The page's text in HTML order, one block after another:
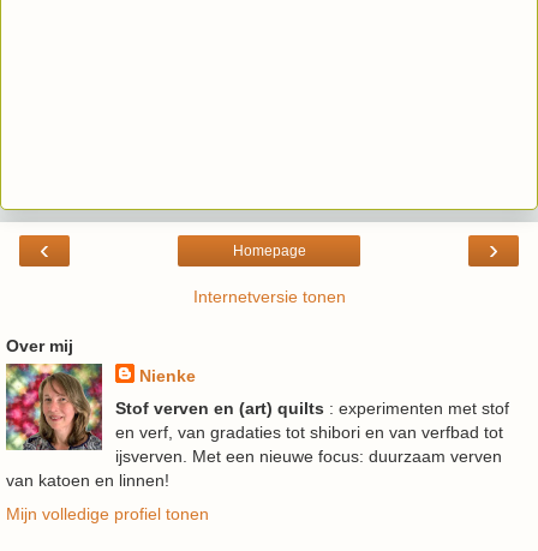
‹ ›
Homepage
Internetversie tonen
Over mij
Nienke
Stof verven en (art) quilts : experimenten met stof
en verf, van gradaties tot shibori en van verfbad tot
ijsverven. Met een nieuwe focus: duurzaam verven
van katoen en linnen!
Mijn volledige profiel tonen